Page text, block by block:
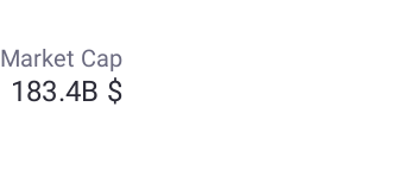
Market Cap
$ 183.4B